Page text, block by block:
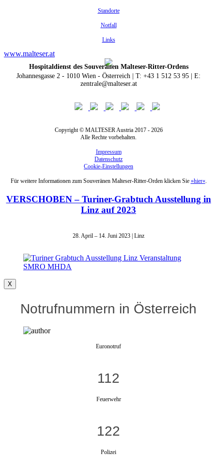
Standorte
Notfall
Links
www.malteser.at
Hospitaldienst des Souveränen Malteser-Ritter-Ordens
Johannesgasse 2 - 1010 Wien - Österreich | T: +43 1 512 53 95 | E:
zentrale@malteser.at
Copyright © MALTESER Austria 2017 - 2026
Alle Rechte vorbehalten.
Impressum
Datenschutz
Cookie-Einstellungen
Für weitere Informationen zum Souveränen Malteser-Ritter-Orden klicken Sie »hier«.
VERSCHOBEN – Turiner-Grabtuch Ausstellung in
Linz auf 2023
28. April – 14. Juni 2023 | Linz
X
Notrufnummern in Österreich
Euronotruf
112
Feuerwehr
122
Polizei